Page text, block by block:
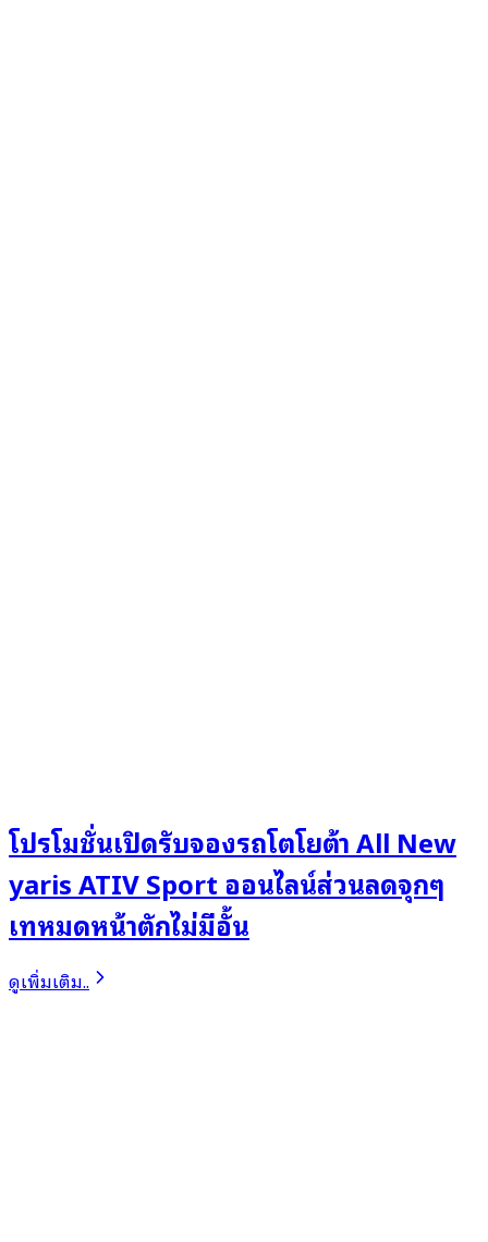
โปรโมชั่นเปิดรับจองรถโตโยต้า All New
yaris ATIV Sport ออนไลน์ส่วนลดจุกๆ
เทหมดหน้าตักไม่มีอั้น
ดูเพิ่มเติม..